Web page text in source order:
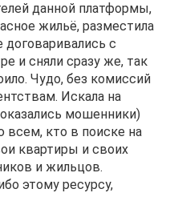
данной платформы,
жильё, разместила
договаривались с
и сняли сразу же, так
Чудо, без комиссий
Искала на
мошенники)
всем, кто в поиске на
квартиры и своих
и жильцов.
этому ресурсу,